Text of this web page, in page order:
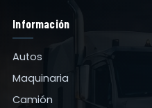
Información
Autos
Maquinaria
Camión